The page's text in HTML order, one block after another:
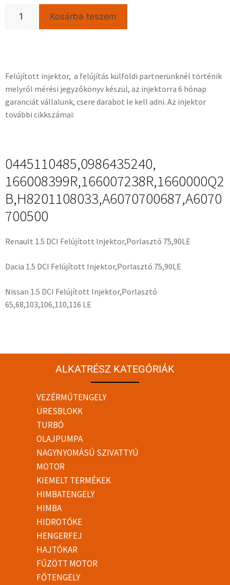
Kosárba teszem
Felújított injektor, a felújítás külföldi partnerünknél történik
melyről mérési jegyzőkönyv készül, az injektorra 6 hónap
garanciát vállalunk, csere darabot le kell adni. Az injektor
további cikkszámai:
0445110485,0986435240,
166008399R,166007238R,1660000Q2
B,H8201108033,A6070700687,A6070
700500
Renault 1.5 DCI Felújított Injektor,Porlasztó 75,90LE
Dacia 1.5 DCI Felújított Injektor,Porlasztó 75,90LE
Nissan 1.5 DCI Felújított Injektor,Porlasztó
65,68,103,106,110,116 LE
ALKATRÉSZ KATEGÓRIÁK
VEZÉRMŰTENGELY
ÜRESBLOKK
TURBÓ
OLAJPUMPA
NAGYNYOMÁSÚ SZIVATTYÚ
MOTOR
KIEMELT TERMÉKEK
HIMBATENGELY
HIMBA
HIDROTŐKE
HENGERFEJ
HAJTÓKAR
FŰZÖTT MOTOR
FŐTENGELY